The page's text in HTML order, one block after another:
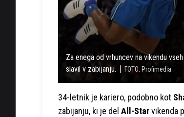
Za enega od vrhuncev na vikendu
slavil v zabijanju.
FOTO: Profimedia
34-letnik je kariero, podobno kot
zabijanju, ki je del All-Starvikenda